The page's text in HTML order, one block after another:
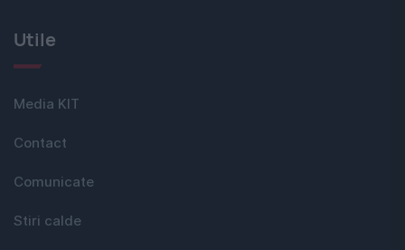
Utile
Media KIT
Contact
Comunicate
Stiri calde